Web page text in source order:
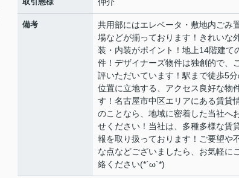
備考
共用部にはエレベータ・敷地内ごみ
場などが揃っております！きれいな
装・内装がポイント！地上14階建て
件！デザイナーズ物件は独創的で、
評いただいています！駅まで徒歩5
位置に立地する、アクセス良好な物
す！名古屋市中区エリアにある賃貸
のことなら、地域に密着した当社へ
せください！当社は、多種多様な賃
報を取り扱っております！ご要望や
な点などございましたら、お気軽に
絡ください(*´ω`*)